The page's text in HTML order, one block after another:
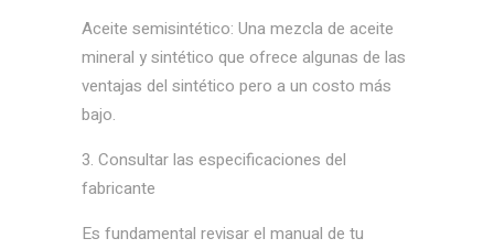
Aceite semisintético: Una mezcla de aceite
mineral y sintético que ofrece algunas de las
ventajas del sintético pero a un costo más
bajo.
Consultar las especificaciones del
fabricante
Es fundamental revisar el manual de tu